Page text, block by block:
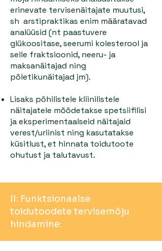
erinevate tervisenäitajate muutusi,
sh arstipraktikas enim määratavad
analüüsid (nt paastuvere
glükoositase, seerumi kolesterool ja
selle fraktsioonid, neeru- ja
maksanäitajad ning
põletikunäitajad jm).
Lisaks põhilistele kliinilistele
näitajatele mõõdetakse spetsiifilisi
ja eksperimentaalseid näitajaid
verest/uriinist ning kasutatakse
küsitlust, et hinnata toidutoote
ohutust ja talutavust.
II: Funktsionaalse
toidutoodete tervisemõju
hindamine: